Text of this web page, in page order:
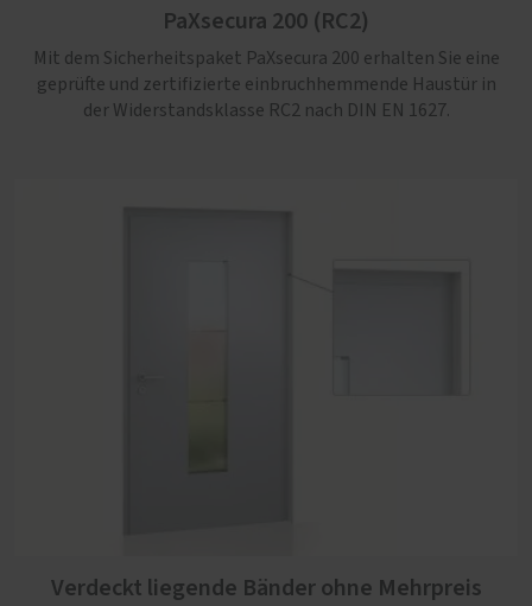
PaXsecura 200 (RC2)
Mit dem Sicherheitspaket PaXsecura 200 erhalten Sie eine
geprüfte und zertifizierte einbruchhemmende Haustür in
der Widerstandsklasse RC2 nach DIN EN 1627.
Verdeckt liegende Bänder ohne Mehrpreis